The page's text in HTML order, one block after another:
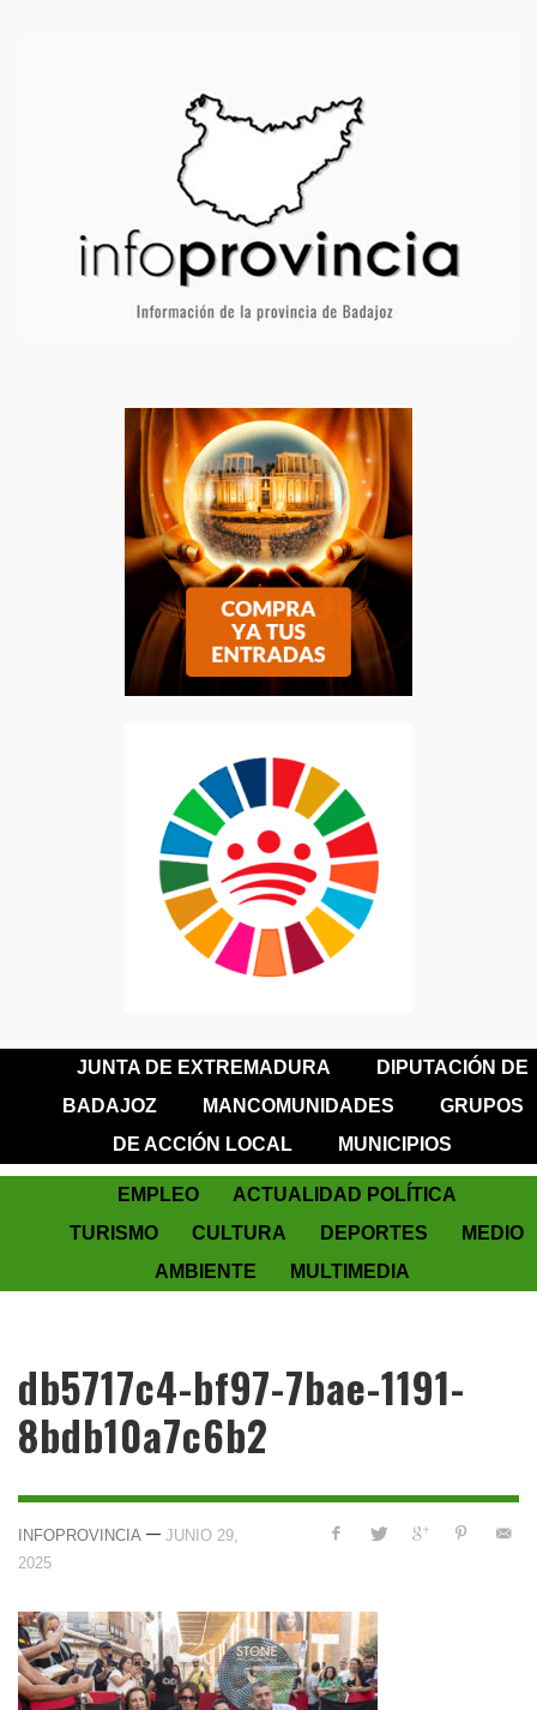
JUNTA DE EXTREMADURA
DIPUTACIÓN DE
BADAJOZ
MANCOMUNIDADES
GRUPOS
DE ACCIÓN LOCAL
MUNICIPIOS
EMPLEO
ACTUALIDAD POLÍTICA
TURISMO
CULTURA DEPORTES
MEDIO
AMBIENTE
MULTIMEDIA
db5717c4-bf97-7bae-1191-
8bdb10a7c6b2
INFOPROVINCIA — JUNIO 29,
2025